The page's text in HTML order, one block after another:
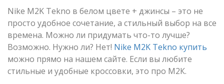
Nike M2K Tekno в белом цвете + джинсы – это не
просто удобное сочетание, а стильный выбор на все
времена. Можно ли придумать что-то лучше?
Возможно. Нужно ли? Нет! Nike M2K Tekno купить
можно прямо на нашем сайте. Если вы любите
стильные и удобные кроссовки, это про М2К.